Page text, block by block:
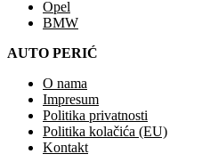
Opel
BMW
AUTO PERIĆ
O nama
Impresum
Politika privatnosti
Politika kolačića (EU)
Kontakt